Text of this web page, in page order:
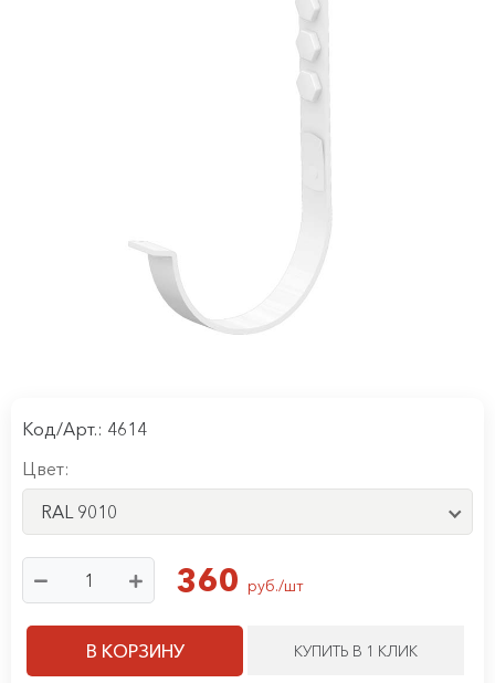
Код/Арт.: 4614
Цвет:
RAL 9010
360 руб./шт
В КОРЗИНУ КУПИТЬ В 1 КЛИК